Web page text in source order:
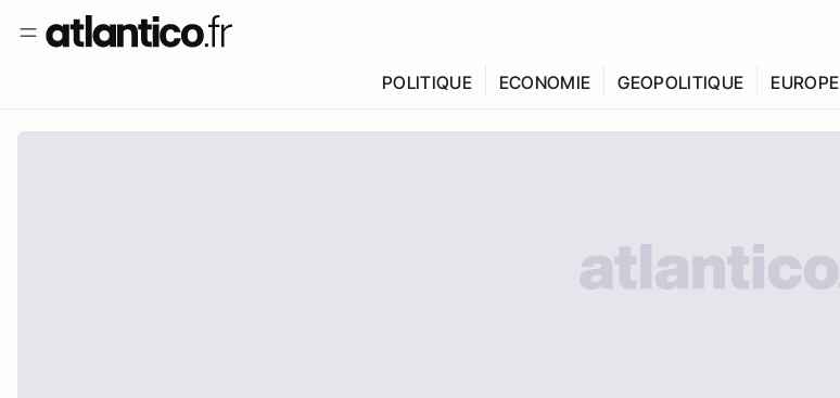
POLITIQUE ECONOMIE GEOPOLITIQUE EUROPE